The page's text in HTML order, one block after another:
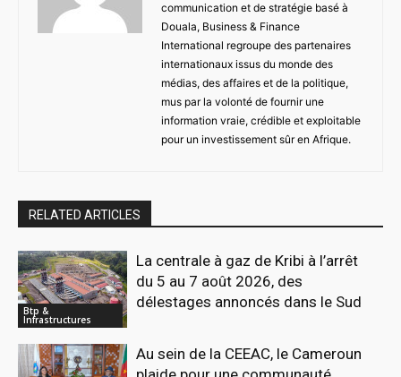
communication et de stratégie basé à
Douala, Business & Finance
International regroupe des partenaires
internationaux issus du monde des
médias, des affaires et de la politique,
mus par la volonté de fournir une
information vraie, crédible et exploitable
pour un investissement sûr en Afrique.
RELATED ARTICLES
Btp &
Infrastructures
La centrale à gaz de Kribi à l’arrêt
du 5 au 7 août 2026, des
délestages annoncés dans le Sud
Au sein de la CEEAC, le Cameroun